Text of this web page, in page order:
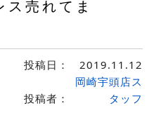
ス売れてま
投稿日： 2019.11.12
投稿者：
岡崎宇頭店ス
タッフ